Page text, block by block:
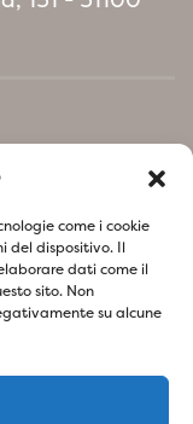
come i cookie
del dispositivo. Il
dati come il
sito. Non
su alcune